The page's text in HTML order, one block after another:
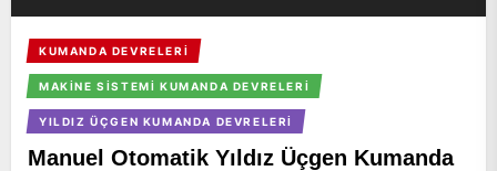
KUMANDA DEVRELERI
MAKINE SISTEMI KUMANDA DEVRELERI
YILDIZ ÜÇGEN KUMANDA DEVRELERI
Manuel Otomatik Yıldız Üçgen Kumanda